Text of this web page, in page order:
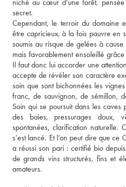
niché au cœur d’une forêt,
secret.
Cependant, le terroir du domaine
être capricieux, à la fois pauvre en
soumis au risque de gelées à
mais favorablement ensoleillé
Il faut donc lui accorder une
accepte de révéler son caractère
soin que sont bichonnées les
franc, de sauvignon, de sémillon,
Soin qui se poursuit dans les
des baies, pressurages doux,
spontanées, clarification naturelle.
s’est lancé. Et l’on peut dire que
a réussi son pari : certifié bio
de grands vins structurés, fins et
amateurs.